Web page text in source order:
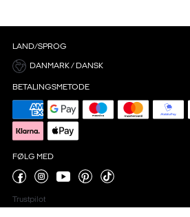
LAND/SPROG
DANMARK / DANSK
BETALINGSMETODE
FØLG MED
Trustpilot